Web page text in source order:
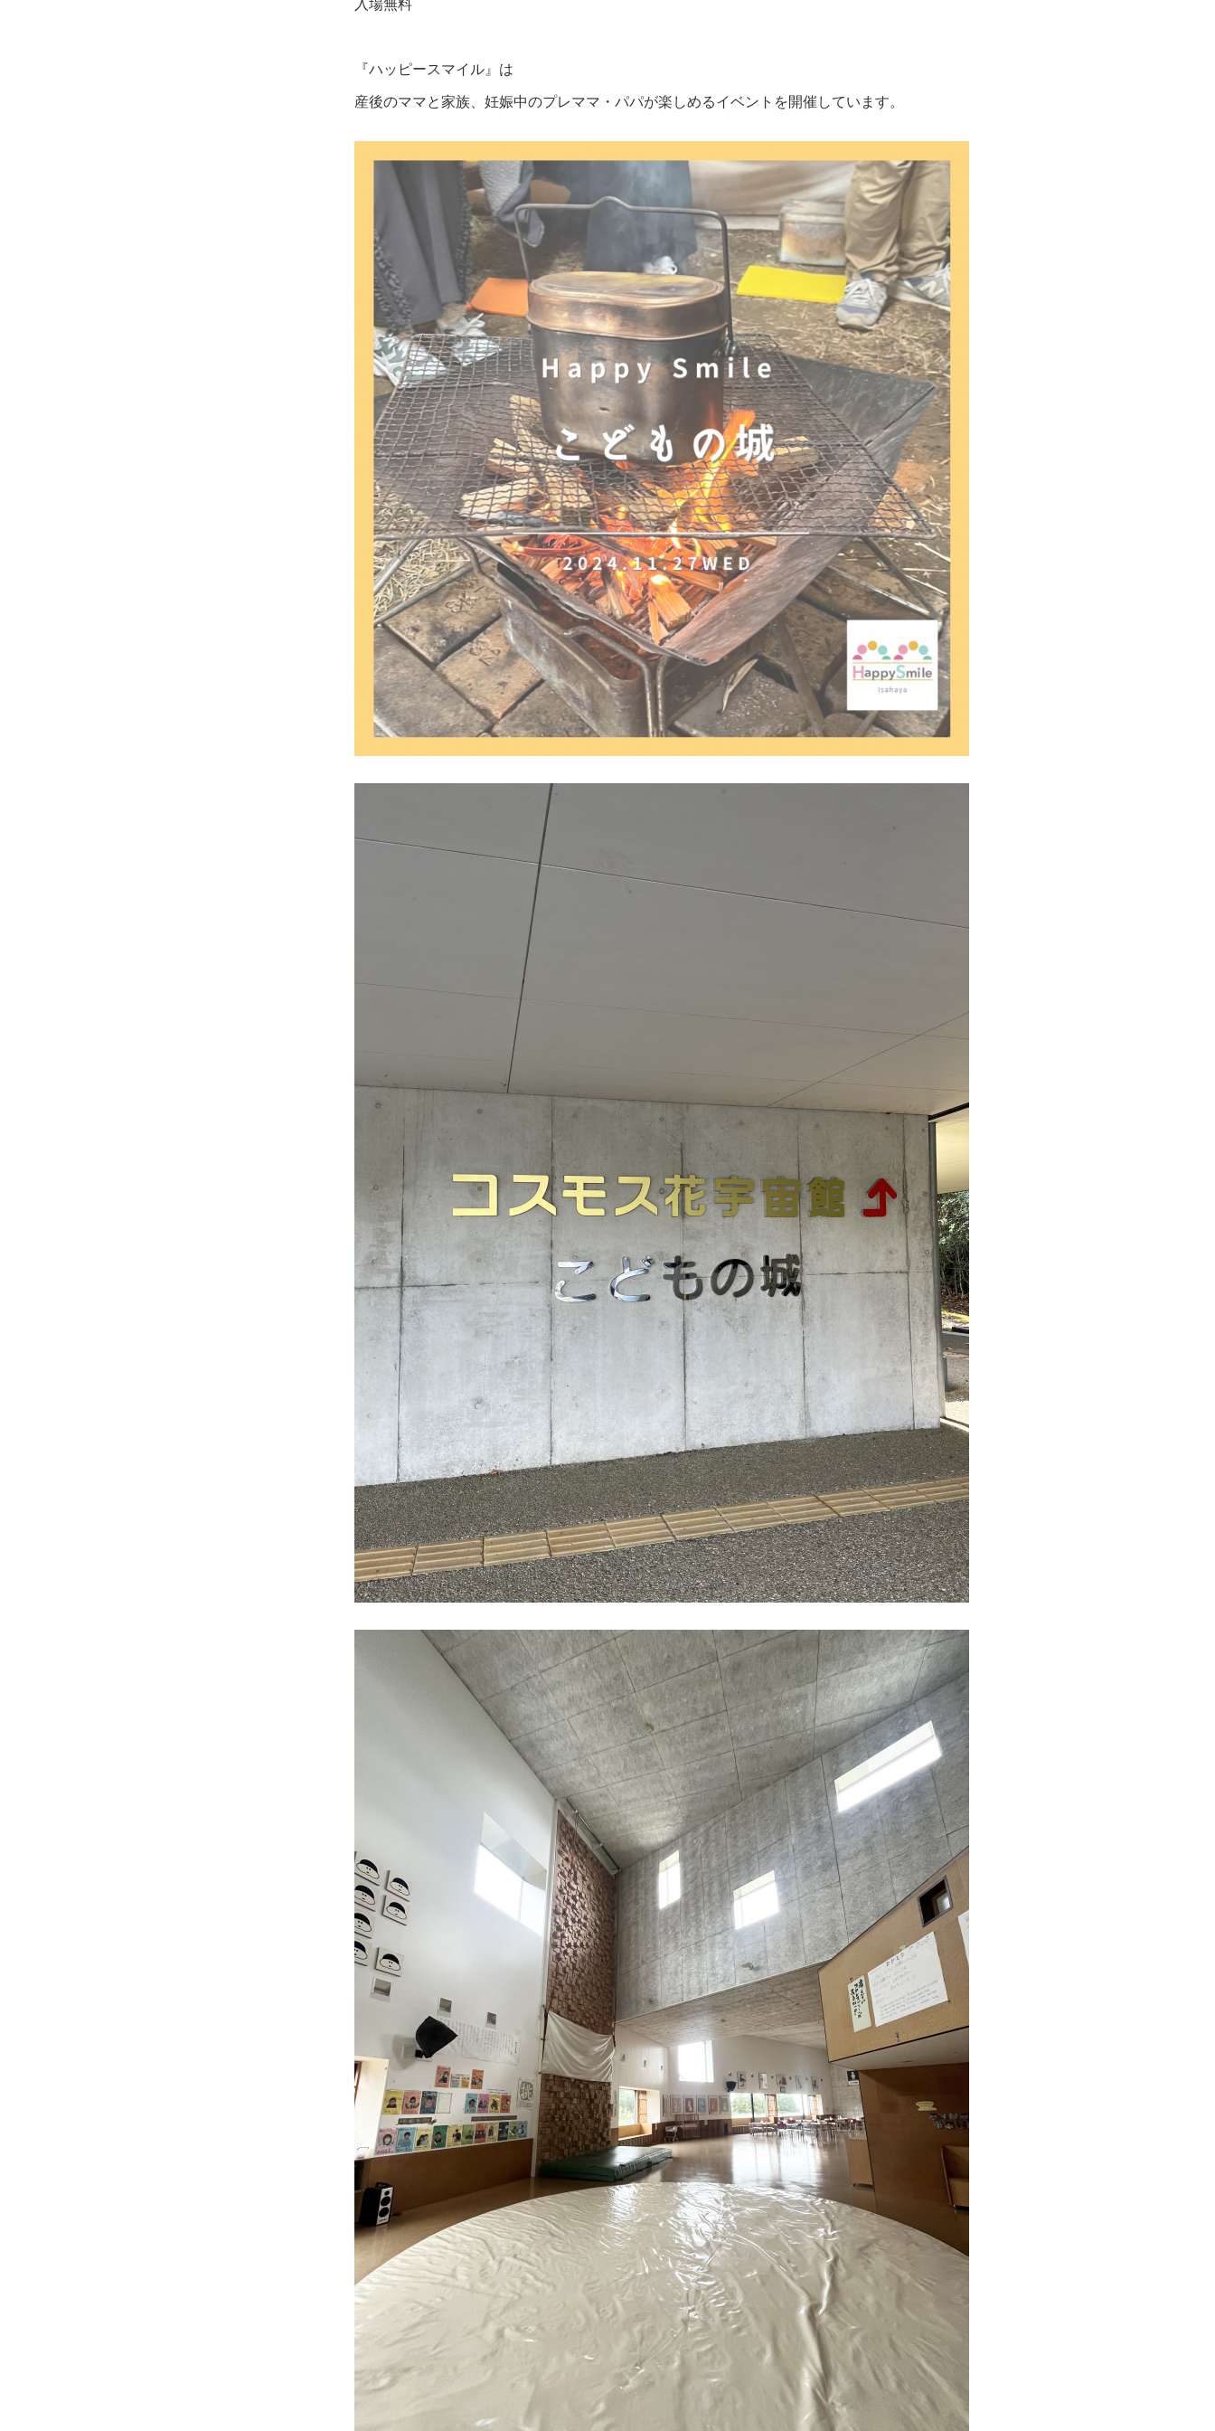
『ハッピースマイル』は
産後のママと家族、妊娠中のプレママ・パパが楽しめるイベントを開催しています。